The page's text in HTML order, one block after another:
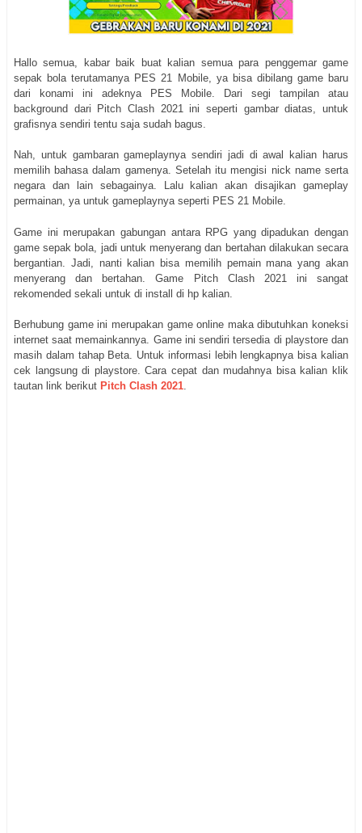
Hallo semua, kabar baik buat kalian semua para penggemar game
sepak bola terutamanya PES 21 Mobile, ya bisa dibilang game baru
dari konami ini adeknya PES Mobile. Dari segi tampilan atau
background dari Pitch Clash 2021 ini seperti gambar diatas, untuk
grafisnya sendiri tentu saja sudah bagus.
Nah, untuk gambaran gameplaynya sendiri jadi di awal kalian harus
memilih bahasa dalam gamenya. Setelah itu mengisi nick name serta
negara dan lain sebagainya. Lalu kalian akan disajikan gameplay
permainan, ya untuk gameplaynya seperti PES 21 Mobile.
Game ini merupakan gabungan antara RPG yang dipadukan dengan
game sepak bola, jadi untuk menyerang dan bertahan dilakukan secara
bergantian. Jadi, nanti kalian bisa memilih pemain mana yang akan
menyerang dan bertahan. Game Pitch Clash 2021 ini sangat
rekomended sekali untuk di install di hp kalian.
Berhubung game ini merupakan game online maka dibutuhkan koneksi
internet saat memainkannya. Game ini sendiri tersedia di playstore dan
masih dalam tahap Beta. Untuk informasi lebih lengkapnya bisa kalian
cek langsung di playstore. Cara cepat dan mudahnya bisa kalian klik
tautan link berikut Pitch Clash 2021.